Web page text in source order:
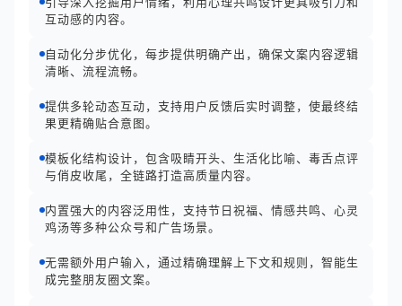
互动感的内容。
自动化分步优化，每步提供明确产出，确保文案内容逻辑
清晰、流程流畅。
提供多轮动态互动，支持用户反馈后实时调整，使最终结
果更精确贴合意图。
模板化结构设计，包含吸睛开头、生活化比喻、毒舌点评
与俏皮收尾，全链路打造高质量内容。
内置强大的内容泛用性，支持节日祝福、情感共鸣、心灵
鸡汤等多种公众号和广告场景。
无需额外用户输入，通过精确理解上下文和规则，智能生
成完整朋友圈文案。